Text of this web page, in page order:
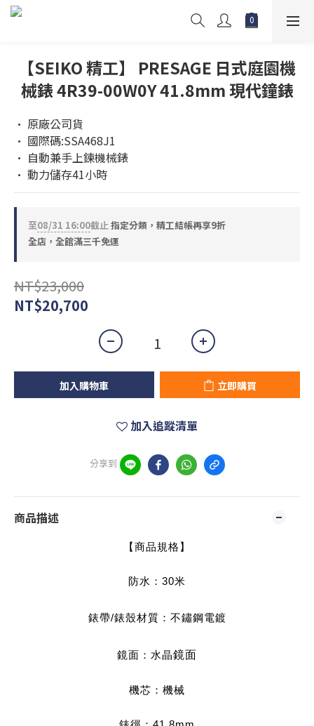
【SEIKO 精工】 PRESAGE 日式庭園機
械錶 4R39-00W0Y 41.8mm 現代鐘錶
• 原廠公司貨
• 國際碼:SSA468J1
• 自動兼手上鍊機械錶
• 動力儲存41小時
至08/31 16:00截止指定分類，精工結帳再享9折
全店，全館滿三千免運
NT$23,000
NT$20,700
加入購物車 立即購買
加入追蹤清單
分享到
商品描述
【商品規格】
防水：30米
錶帶/錶殼材質：不鏽鋼電鍍
鏡面：水晶鏡面
機芯：機械